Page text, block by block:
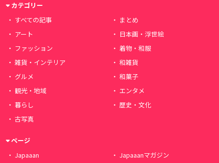
カテゴリー
すべての記事
まとめ
アート
日本画・浮世絵
ファッション
着物・和服
雑貨・インテリア
和雑貨
グルメ
和菓子
観光・地域
エンタメ
暮らし
歴史・文化
古写真
ページ
Japaaan
Japaaanマガジン